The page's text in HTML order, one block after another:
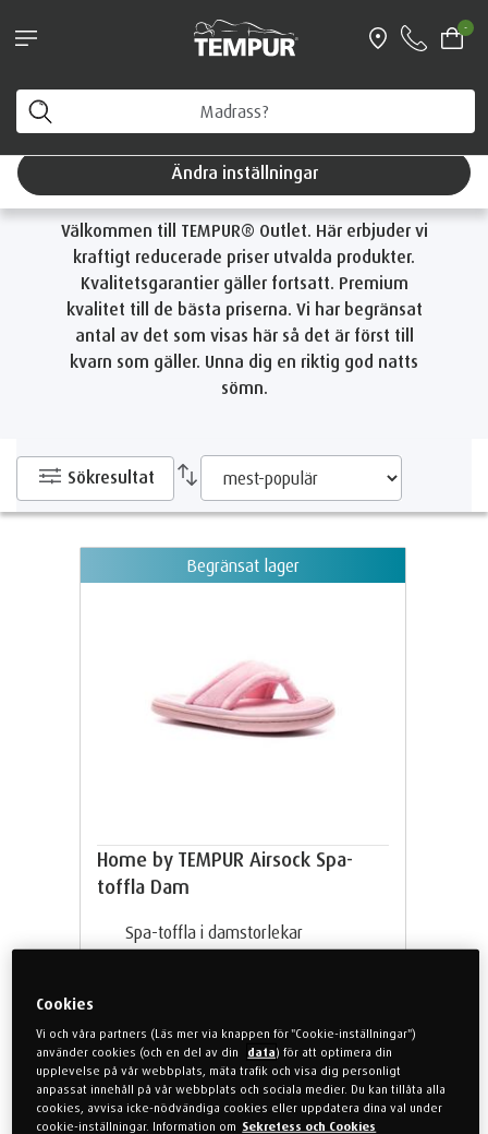
-
Boka personlig vägledning & få en fri
resekudde värd 1199 kr
Du tittar på Sverige-sidan. Du kan ändra dina
inställningar när som helst
Ändra inställningar
Hem Outlet
Outlet
Välkommen till TEMPUR® Outlet. Här erbjuder vi
kraftigt reducerade priser utvalda produkter.
Kvalitetsgarantier gäller fortsatt. Premium
kvalitet till de bästa priserna. Vi har begränsat
antal av det som visas här så det är först till
kvarn som gäller. Unna dig en riktig god natts
sömn.
Sökresultat
Begränsat lager
Home by TEMPUR Airsock Spa-
toffla Dam
Spa-toffla i damstorlekar
fotbädd av TEMPUR-inspirerat
stötdämpande material
Inomhussulor
Tillgänglig i 3 damstorlekar
Cookies
Vi och våra partners (Läs mer via knappen för "Cookie-inställningar")
använder cookies (och en del av din
data) för att optimera din
upplevelse på vår webbplats, mäta trafik och visa dig personligt
anpassat innehåll på vår webbplats och sociala medier. Du kan tillåta alla
cookies, avvisa icke-nödvändiga cookies eller uppdatera dina val under
cookie-inställningar. Information om Sekretess och Cookies